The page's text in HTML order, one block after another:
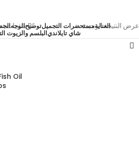
الوجهتوضيحمستحضرات التجميلالعناية
البلسم والزيوتشاي تايلاندي
منتجات تحت الوسم “فيتامين B” عرض النتيجة الوحيدة
Oil